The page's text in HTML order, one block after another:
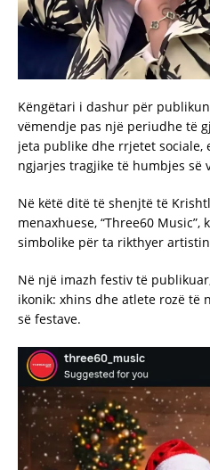
Këngëtari i dashur për
vëmendje pas një periudhe të
jeta publike dhe rrjetet sociale,
ngjarjes tragjike të humbjes së
Në këtë ditë të shenjtë të
menaxhuese, “Three60
simbolike për ta rikthyer
Në një imazh festiv të
ikonik: xhins dhe atlete rozë të
së festave.